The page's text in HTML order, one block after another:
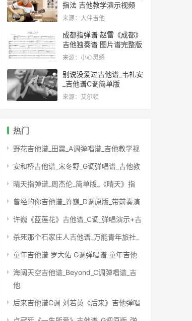
指法 吉他教学演示视频
来源：大伟吉他
成都指弹谱 赵雷《成都》
吉他独奏谱 图片谱完整版
来源：小心灵感
别说没爱过吉他谱_韦礼安
_吉他谱C调简单版
来源：艾尔顿
热门
野花吉他谱_田震_A调弹唱谱_吉他教学视
安和桥吉他谱_宋冬野_G调弹唱谱_吉他教
晴天指弹谱_周杰伦_简单版_《晴天》指
曾经的你吉他谱_许巍_D调原版_带前奏演
许巍《蓝莲花》吉他谱_C调_弹唱演示+吉
杀死那个石家庄人吉他谱_万能青年旅社_
童年吉他谱 罗大佑 G调弹唱谱 童年吉他
海阔天空吉他谱_Beyond_C调弹唱谱_吉
他
后来吉他谱C调 刘若英《后来》吉他弹唱